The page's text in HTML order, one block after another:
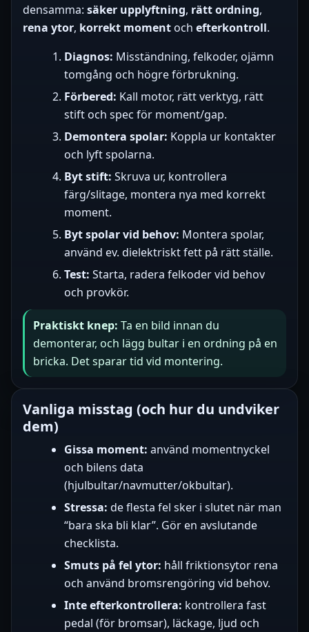
densamma: säker upplyftning, rätt ordning,
rena ytor, korrekt moment och efterkontroll.
Diagnos: Misständning, felkoder, ojämn
tomgång och högre förbrukning.
Förbered: Kall motor, rätt verktyg, rätt
stift och spec för moment/gap.
Demontera spolar: Koppla ur kontakter
och lyft spolarna.
Byt stift: Skruva ur, kontrollera
färg/slitage, montera nya med korrekt
moment.
Byt spolar vid behov: Montera spolar,
använd ev. dielektriskt fett på rätt ställe.
Test: Starta, radera felkoder vid behov
och provkör.
Praktiskt knep: Ta en bild innan du
demonterar, och lägg bultar i en ordning på en
bricka. Det sparar tid vid montering.
Vanliga misstag (och hur du undviker
dem)
Gissa moment: använd momentnyckel
och bilens data
(hjulbultar/navmutter/okbultar).
Stressa: de flesta fel sker i slutet när man
“bara ska bli klar”. Gör en avslutande
checklista.
Smuts på fel ytor: håll friktionsytor rena
och använd bromsrengöring vid behov.
Inte efterkontrollera: kontrollera fast
pedal (för bromsar), läckage, ljud och